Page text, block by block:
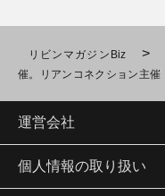
リビンマガジンBiz >
催。リアンコネクション主催
運営会社
個人情報の取り扱い